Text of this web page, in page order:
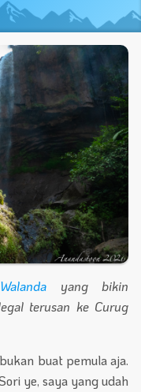
Walanda yang bikin
terusan ke Curug
buat pemula aja.
ye, saya yang udah